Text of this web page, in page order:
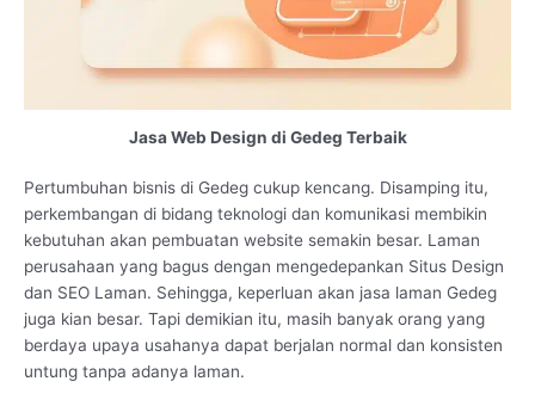
Jasa Web Design di Gedeg Terbaik
Pertumbuhan bisnis di Gedeg cukup kencang. Disamping itu,
perkembangan di bidang teknologi dan komunikasi membikin
kebutuhan akan pembuatan website semakin besar. Laman
perusahaan yang bagus dengan mengedepankan Situs Design
dan SEO Laman. Sehingga, keperluan akan jasa laman Gedeg
juga kian besar. Tapi demikian itu, masih banyak orang yang
berdaya upaya usahanya dapat berjalan normal dan konsisten
untung tanpa adanya laman.